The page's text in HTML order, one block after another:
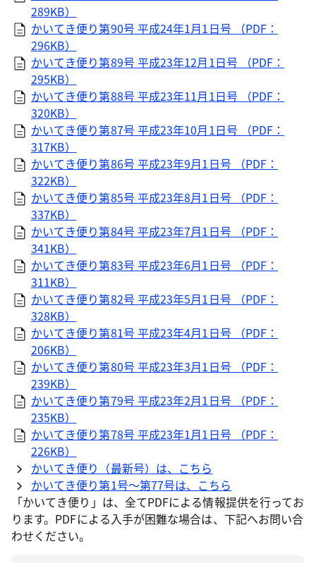
289KB）
かいてき便り第90号 平成24年1月1日号 （PDF：
296KB）
かいてき便り第89号 平成23年12月1日号 （PDF：
295KB）
かいてき便り第88号 平成23年11月1日号 （PDF：
320KB）
かいてき便り第87号 平成23年10月1日号 （PDF：
317KB）
かいてき便り第86号 平成23年9月1日号 （PDF：
322KB）
かいてき便り第85号 平成23年8月1日号 （PDF：
337KB）
かいてき便り第84号 平成23年7月1日号 （PDF：
341KB）
かいてき便り第83号 平成23年6月1日号 （PDF：
311KB）
かいてき便り第82号 平成23年5月1日号 （PDF：
328KB）
かいてき便り第81号 平成23年4月1日号 （PDF：
206KB）
かいてき便り第80号 平成23年3月1日号 （PDF：
239KB）
かいてき便り第79号 平成23年2月1日号 （PDF：
235KB）
かいてき便り第78号 平成23年1月1日号 （PDF：
226KB）
かいてき便り（最新号）は、こちら
かいてき便り第1号～第77号は、こちら
「かいてき便り」は、全てPDFによる情報提供を行ってお
ります。PDFによる入手が困難な場合は、下記へお問い合
わせください。